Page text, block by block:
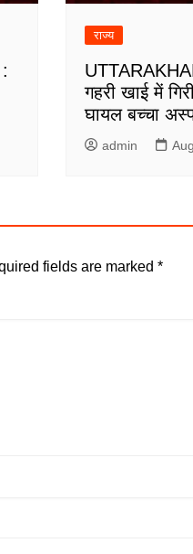
राज्य
गहरी खाई में
घायल बच्चा
admin
fields are marked *